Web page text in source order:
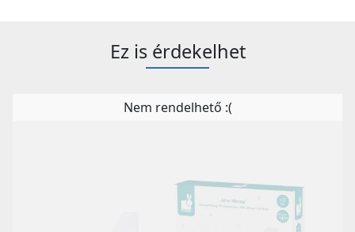
Ez is érdekelhet
Nem rendelhető :(